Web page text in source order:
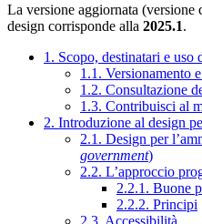
La versione aggiornata
design corrisponde alla 2025.1.
1. Scopo, destinatari e
1.1. Versionamento
1.2. Consultazione
1.3. Contribuisci al
2. Introduzione al design
2.1. Design per
government)
2.2. L’approccio
2.2.1. Buone
2.2.2. Principi
2.3. Accessibilità